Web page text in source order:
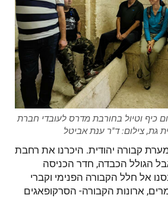
כיף וטיול בחורבת מדרס לעובדי חברת
גת, צילום: ד"ר ענת אביטל
קבורה יהודית. היכרנו את רחבת
הגולל הכבדה, חדר הכניסה
אל חלל הקבורה הפנימי וקברי
ארונות הקבורה- הסרקופאגים